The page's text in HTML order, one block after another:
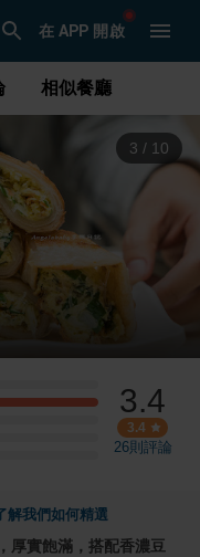
在 APP 開啟
相似餐廳
3 / 10
3.4
3.4
26則評論
解我們如何精選
厚實飽滿，搭配香濃豆